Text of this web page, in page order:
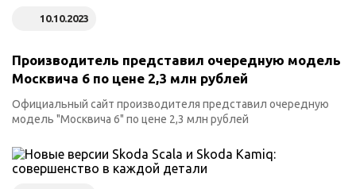
10.10.2023
Производитель представил очередную модель
Москвича 6 по цене 2,3 млн рублей
Официальный сайт производителя представил очередную
модель "Москвича 6" по цене 2,3 млн рублей